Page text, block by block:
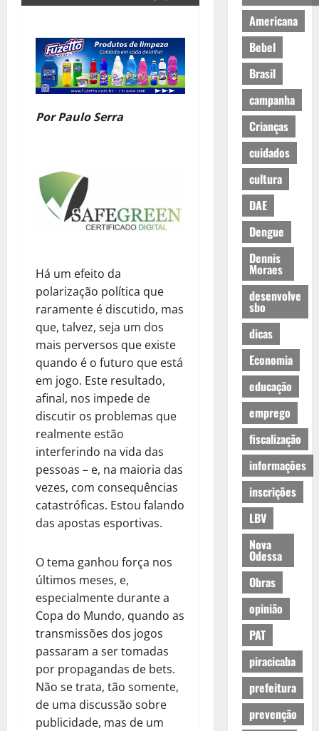
Por Paulo Serra
Há um efeito da
polarização política que
raramente é discutido, mas
que, talvez, seja um dos
mais perversos que existe
quando é o futuro que está
em jogo. Este resultado,
afinal, nos impede de
discutir os problemas que
realmente estão
interferindo na vida das
pessoas – e, na maioria das
vezes, com consequências
catastróficas. Estou falando
das apostas esportivas.
O tema ganhou força nos
últimos meses, e,
especialmente durante a
Copa do Mundo, quando as
transmissões dos jogos
passaram a ser tomadas
por propagandas de bets.
Não se trata, tão somente,
de uma discussão sobre
publicidade, mas de um
Americana
Bebel
Brasil
campanha
Crianças
cuidados
cultura
DAE
Dengue
Dennis
Moraes
desenvolve
sbo
dicas
Economia
educação
emprego
fiscalização
informações
inscrições
LBV
Nova
Odessa
Obras
opinião
PAT
piracicaba
prefeitura
prevenção